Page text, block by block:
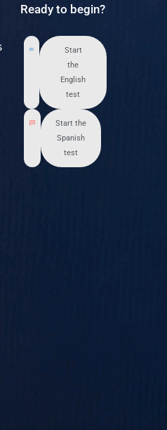
Ready to begin?
Start
the
English
test
Start the
Spanish
test